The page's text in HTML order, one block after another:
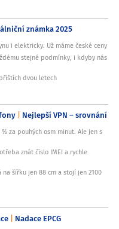
známka 2025
i elektricky. Už máme české ceny
stejné podmínky, i kdyby nás
dvou letech
Nejlepší VPN – srovnání
za pouhých osm minut. Ale jen s
znát číslo IMEI a rychle
šířku jen 88 cm a stojí jen 2100
Nadace EPCG